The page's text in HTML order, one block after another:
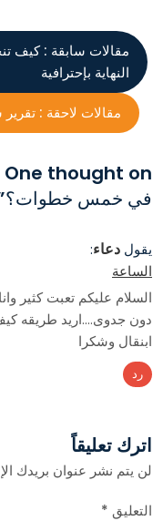
مقالات سابقة : كيف
النهاية بإحترافية
مقالات لاحقة : تقرير شهر
One thought on “
في خمس خطوات؟
يقول دعاء:
الساعة
السلام عليكم تعبت كثير
دون جدوى….اريد طريقه
ابنقال وشكرا
رد
اترك تعليقاً
لن يتم نشر عنوان بريدك
التعليق *